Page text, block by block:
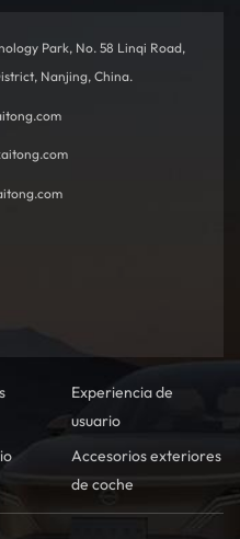
Park, No. 58 Linqi Road,
Nanjing, China.
Experiencia de
usuario
Accesorios exteriores
de coche